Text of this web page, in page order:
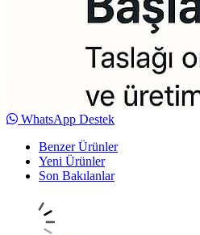
WhatsApp Destek
Benzer Ürünler
Yeni Ürünler
Son Bakılanlar